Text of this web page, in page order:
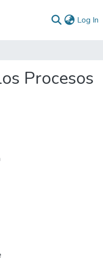
Log In
Procesos